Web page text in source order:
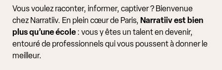
Vous voulez raconter, informer, captiver ? Bienvenue
chez Narratiiv. En plein cœur de Paris, Narratiiv est bien
plus qu’une école : vous y êtes un talent en devenir,
entouré de professionnels qui vous poussent à donner le
meilleur.